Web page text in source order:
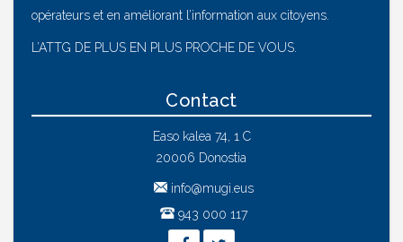
opérateurs et en améliorant l’information aux citoyens.
L’ATTG DE PLUS EN PLUS PROCHE DE VOUS.
Contact
Easo kalea 74, 1 C
20006 Donostia
info@mugi.eus
943 000 117